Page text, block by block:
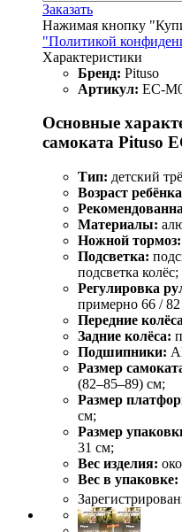
Заказать
Нажимая кнопку
"Политикой
Характеристики
Бренд: Pituso
Артикул: EC-
Основные
самоката Pituso
Тип: детский
Возраст
Материалы:
Ножной тормоз:
Подсветка:
подсветка колёс;
Регулировка
примерно 66 /
Передние
Задние колёса:
Подшипники:
Размер
(82–85–89) см;
Размер
см;
Размер
31 см;
Вес изделия:
Вес в упаковке: